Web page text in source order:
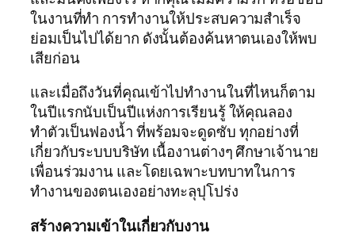
ในงานที่ทำ การทำงานให้ประสบความสำเร็จ
ย่อมเป็นไปได้ยาก ดังนั้นต้องค้นหาตนเองให้พบ
เสียก่อน
และเมื่อถึงวันที่คุณเข้าไปทำงานในที่ไหนก็ตาม
ในปีแรกนับเป็นปีแห่งการเรียนรู้ ให้คุณลอง
ทำตัวเป็นฟองน้ำ ที่พร้อมจะดูดซับ ทุกอย่างที่
เกี่ยวกับระบบบริษัท เนื้องานต่างๆ ศึกษาเจ้านาย
เพื่อนร่วมงาน และโดยเฉพาะบทบาทในการ
ทำงานของตนเองอย่างทะลุปุโปร่ง
สร้างความเข้าในเกี่ยวกับงาน